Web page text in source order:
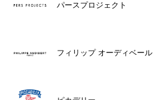
パースプロジェクト
フィリップ オーディベール